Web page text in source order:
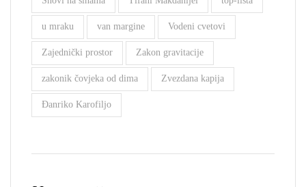
u mraku van margine Vodeni cvetovi
Zajednički prostor Zakon gravitacije
zakonik čovjeka od dima Zvezdana kapija
Đanriko Karofiljo